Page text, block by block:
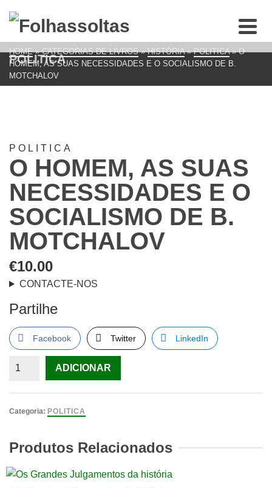
POLITICA
HOME » CATEGORIAS DE LIVROS » HISTÓRIA » POLITICA » O
HOMEM, AS SUAS NECESSIDADES E O SOCIALISMO DE B.
MOTCHALOV
POLITICA
O HOMEM, AS SUAS
NECESSIDADES E O
SOCIALISMO DE B.
MOTCHALOV
€10.00
CONTACTE-NOS
Partilhe
Facebook Twitter LinkedIn
Quantidade
Homem,
Necessidades
e
ADICIONAR
Categoria: POLITICA
Produtos Relacionados